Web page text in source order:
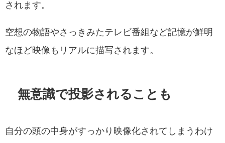
されます。
空想の物語やさっきみたテレビ番組など記憶が鮮明
なほど映像もリアルに描写されます。
無意識で投影されることも
自分の頭の中身がすっかり映像化されてしまうわけ